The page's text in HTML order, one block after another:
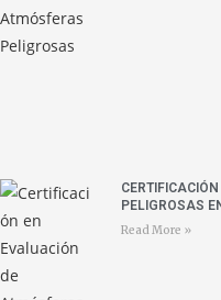
PELIGROSAS
Read More »